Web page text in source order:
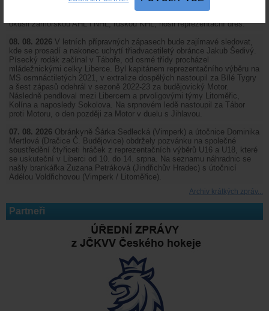
okusil zámořskou AHL i NHL, ruskou KHL, nosil reprezentační dres.
08. 08. 2026 V letních přípravných zápasech bude zajímavé sledovat,
kde se prosadí a nakonec uchytí třiadvacetiletý obránce Jakub Šedivý.
Písecký rodák začínal v Táboře, od osmé třídy procházel
mládežnickými celky Liberce. Byl kapitánem reprezentačního výběru na
MS osmnáctiletých 2021, v extralize dospělých nastoupil za Bílé Tygry
a šest zápasů odehrál v sezoně 2022-23 za budějovický Motor.
Následně pendloval mezi Libercem a prvoligovými týmy Litoměřic,
Kolína a naposledy Sokolova. Na srpnovém ledě nastoupil za Tábor
proti Motoru, o den později za Motor v duelu s Jihlavou.
07. 08. 2026 Obránkyně Šárka Sedlecká (Vimperk) a útočnice Dominika
Mertlová (Dračice Č. Budějovice) obdržely pozvánku na společné
soustředění čtyřiceti hráček z reprezentačních výběrů U16 a U18, které
se uskuteční v Liberci od 10. do 14. srpna. Na seznamu náhradnic se
našly brankářka Zuzana Petráková (Jindřichův Hradec) s útočnicí
Adélou Voldřichovou (Vimperk / Litoměřice).
Archiv krátkých zpráv...
Partneři